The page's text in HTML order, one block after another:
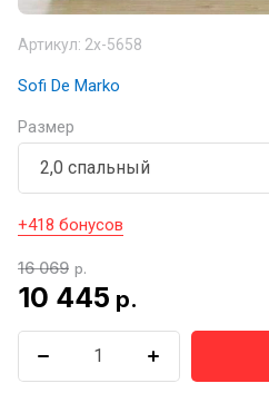
Артикул: 2х-5658
Sofi De Marko
Размер
+418 бонусов
16 069 р.
10 445 р.